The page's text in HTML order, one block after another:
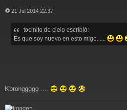
21 Jul 2014 22:37
tocinito de cielo escribió:
Es que soy nuevo en esto migo......
Kbronggggg ....